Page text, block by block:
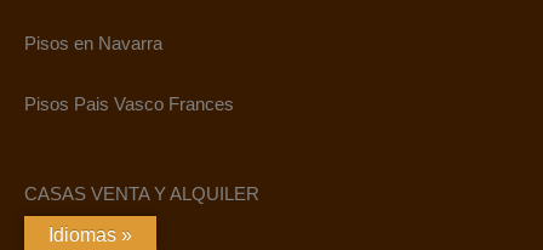
Pisos en Navarra
Pisos Pais Vasco Frances
CASAS VENTA Y ALQUILER
Idiomas »